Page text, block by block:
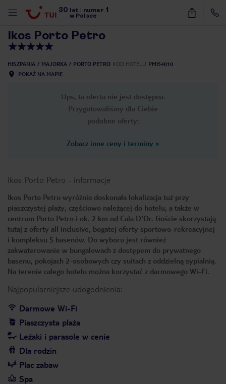
30 lat numer 1
w Polsce
29
Ikos Porto Petro
HISZPANIA MAJORKA PORTO PETRO KOD HOTELU PMI54010
POKAŻ NA MAPIE
Ups, ta oferta nie jest dostępna.
Przygotowaliśmy dla Ciebie
podobne oferty:
Zobacz inne ceny i terminy »
Ikos Porto Petro - informacje
Ikos Porto Petro wyróżnia doskonała lokalizacja tuż przy
piaszczystej plaży, częściowo należącej do hotelu, a także w
centrum Porto Petro i ok. 2 km od Cala D'Or. Goście skorzystają
tutaj z oferty all inclusive, bogatej oferty sportowo-rekreacyjnej
i kompleksu 5 basenów. Do wyboru jest również
zakwaterowanie w bungalowach z dostępem do prywatnego
basenu, pokojach 2-osobowych czy suitach z oddzielną sypialnią.
Na terenie całego hotelu można korzystać z darmowego Wi-Fi.
Najpopularniejsze udogodnienia:
Darmowe Wi-Fi
Piaszczysta plaża
Leżaki i parasole w cenie
Dla rodzin
Plac zabaw
Spa